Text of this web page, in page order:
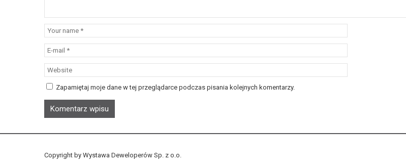
Zapamiętaj moje dane w tej przeglądarce podczas pisania kolejnych komentarzy.
Copyright by Wystawa Deweloperów Sp. z o.o.